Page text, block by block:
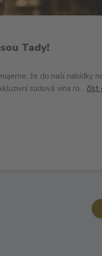
Tady!
že do naší nabídky
sudová vína ro... číst